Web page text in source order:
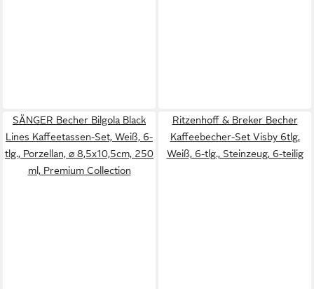
SÄNGER Becher Bilgola Black
Lines Kaffeetassen-Set, Weiß, 6-
tlg., Porzellan, ⌀ 8,5x10,5cm, 250
ml, Premium Collection
Ritzenhoff & Breker Becher
Kaffeebecher-Set Visby 6tlg,
Weiß, 6-tlg., Steinzeug, 6-teilig